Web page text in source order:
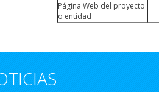
Página Web del proyecto
o entidad